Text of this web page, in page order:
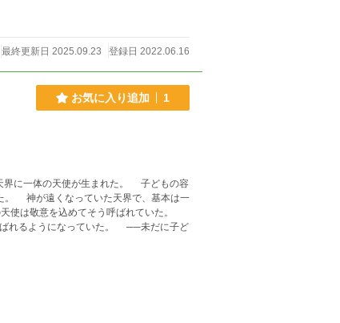
最終更新日 2025.09.23 登録日 2022.06.16
お気に入り追加 1
。 神が遠くなっていた天界で、基本は一
使は敬意を込めてそう呼ばれていた。
ばれるようになっていた。 ──未だに子ど